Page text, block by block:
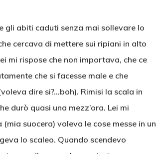
gli abiti caduti senza mai sollevare lo
cercava di mettere sui ripiani in alto
mi rispose che non importava, che ce
che si facesse male e che
dire si?…boh). Rimisi la scala in
durò quasi una mezz’ora. Lei mi
suocera) voleva le cose messe in un
lo scaleo. Quando scendevo